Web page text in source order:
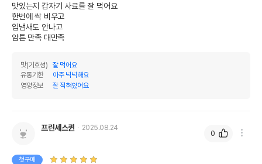
맛있는지 갑자기 사료를 잘 먹어요
한번에 싹 비우고
입냄새도 안나고
암튼 만족 대만족
맛(기호성)
잘 먹어요
유통기한
아주 넉넉해요
영양정보
잘 적혀있어요
프린세스퀸 2025.08.24
첫구매
0